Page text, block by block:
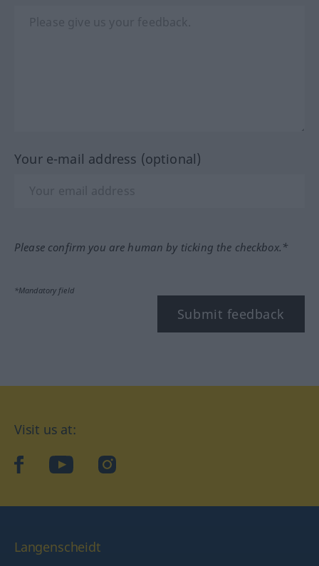
Your e-mail address (optional)
Please confirm you are human by ticking the checkbox.*
*Mandatory field
Submit feedback
Visit us at:
facebookYouTubeInstagram
Langenscheidt